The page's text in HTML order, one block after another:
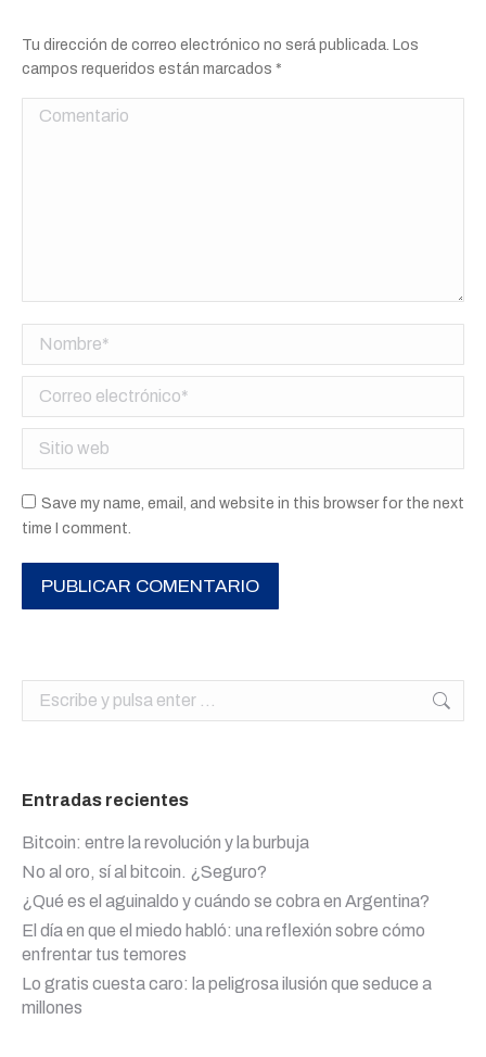
Tu dirección de correo electrónico no será publicada. Los
campos requeridos están marcados *
Comentario
Nombre *
Correo electrónico *
Sitio web
Save my name, email, and website in this browser for the next
time I comment.
PUBLICAR COMENTARIO
Buscar:
Entradas recientes
Bitcoin: entre la revolución y la burbuja
No al oro, sí al bitcoin. ¿Seguro?
¿Qué es el aguinaldo y cuándo se cobra en Argentina?
El día en que el miedo habló: una reflexión sobre cómo
enfrentar tus temores
Lo gratis cuesta caro: la peligrosa ilusión que seduce a
millones